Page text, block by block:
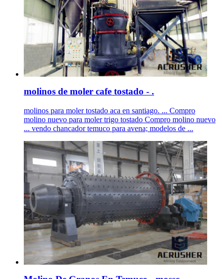
molinos de moler cafe tostado - .
molinos para moler tostado aca en santiago. ... Compro
molino nuevo para moler trigo tostado Compro molino nuevo
... vendo chancador temuco para avena; modelos de ...